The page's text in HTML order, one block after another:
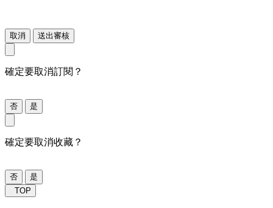
取消 送出審核
確定要取消訂閱？
否 是
確定要取消收藏？
否
是
TOP